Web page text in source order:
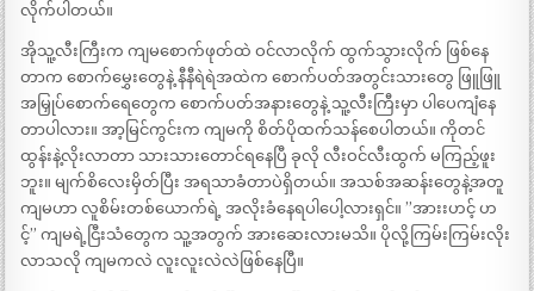
လိုက်ပါတယ်။
အိုသူ့လီးကြီးက ကျမစောက်ဖုတ်ထဲ ဝင်လာလိုက် ထွက်သွားလိုက် ဖြစ်နေ
တာက စောက်မွှေးတွေနဲ့ နီနီရဲရဲအထဲက စောက်ပတ်အတွင်းသားတွေ ဖြူဖြူ
အမြှုပ်စောက်ရေတွေက စောက်ပတ်အနားတွေနဲ့ သူ့လီးကြီးမှာ ပါပေကျံနေ
တာပါလား။ အာ့မြင်ကွင်းက ကျမကို စိတ်ပိုထက်သန်စေပါတယ်။ ကိုတင်
ထွန်းနဲ့လိုးလာတာ သားသားတောင်ရနေပြီ ခုလို လီးဝင်လီးထွက် မကြည့်ဖူး
ဘူး။ မျက်စိလေးမှိတ်ပြီး အရသာခံတာပဲရှိတယ်။ အသစ်အဆန်းတွေနဲ့အတူ
ကျမဟာ လူစိမ်းတစ်ယောက်ရဲ့ အလိုးခံနေရပါပေါ့လားရှင်။ ”အားးဟင့် ဟ
င့်” ကျမရဲ့ငြီးသံတွေက သူ့အတွက် အားဆေးလားမသိ။ ပိုလို့ကြမ်းကြမ်းလိုး
လာသလို ကျမကလဲ လူးလူးလဲလဲဖြစ်နေပြီ။